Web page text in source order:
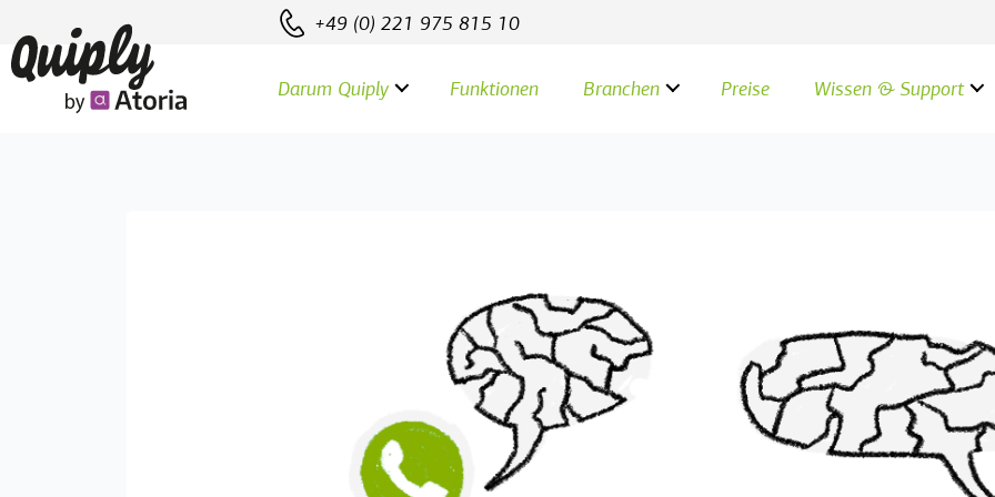
User-agent: ChatGPT-User Allow: / User-agent: GPTBot Allow: / User-agent: ClaudeBot Allow: / User-
Darum Quiply Funktionen Branchen Preise Wissen & Support
+49 (0) 221 975 815 10